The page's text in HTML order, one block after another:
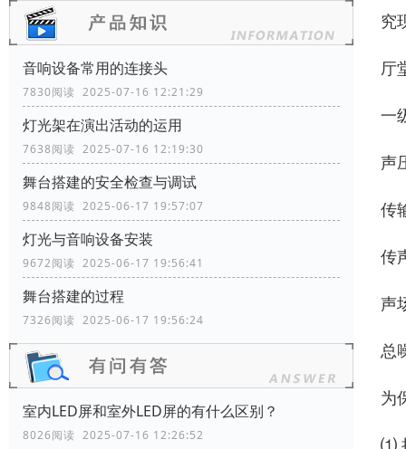
音响设备常用的连接头
7830阅读 2025-07-16 12:21:29
灯光架在演出活动的运用
7638阅读 2025-07-16 12:19:30
舞台搭建的安全检查与调试
9848阅读 2025-06-17 19:57:07
灯光与音响设备安装
9672阅读 2025-06-17 19:56:41
舞台搭建的过程
7326阅读 2025-06-17 19:56:24
室内LED屏和室外LED屏的有什么区别？
8026阅读 2025-07-16 12:26:52
究
厅
一
声
传
传
声
总
为
⑴.